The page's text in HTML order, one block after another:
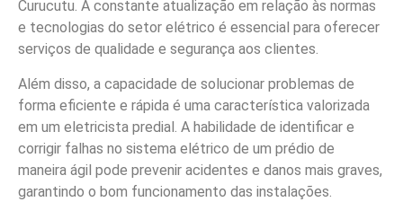
Curucutu. A constante atualização em relação às normas
e tecnologias do setor elétrico é essencial para oferecer
serviços de qualidade e segurança aos clientes.
Além disso, a capacidade de solucionar problemas de
forma eficiente e rápida é uma característica valorizada
em um eletricista predial. A habilidade de identificar e
corrigir falhas no sistema elétrico de um prédio de
maneira ágil pode prevenir acidentes e danos mais graves,
garantindo o bom funcionamento das instalações.